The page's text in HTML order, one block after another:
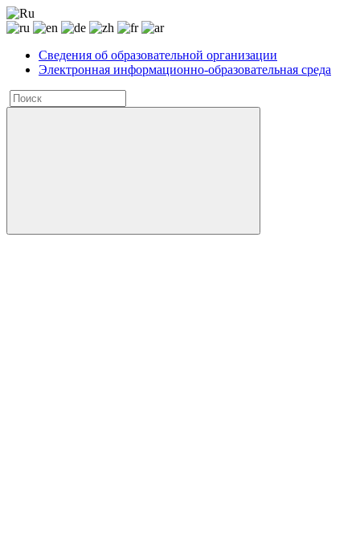
Сведения об образовательной организации
Электронная информационно-образовательная среда